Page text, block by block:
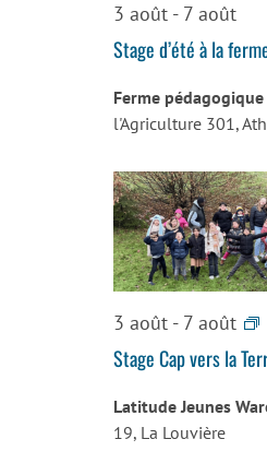
3 août- 7 août
Stage d’été à la
Ferme
l'Agriculture 301, Ath
3 août- 7 août
Stage Cap vers la
Latitude Jeunes
19, La Louvière